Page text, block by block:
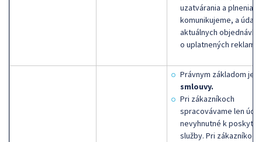
uzatvárania a plnenia
komunikujeme, a údaje
aktuálnych
o uplatnených
Právnym základom je
smlouvy.
Pri zákazníkoch
spracovávame len
nevyhnutné k
služby. Pri zákazníkoch